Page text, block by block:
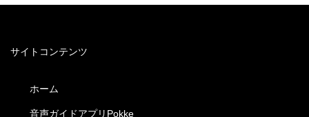
サイトコンテンツ
ホーム
音声ガイドアプリPokke